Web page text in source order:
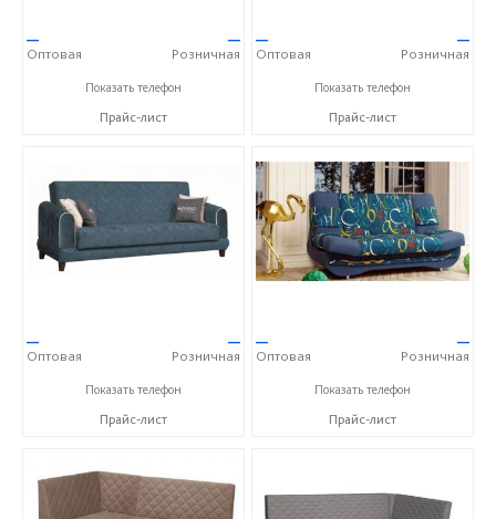
—
Оптовая
—
Розничная
+7 (800) 500-77-44
Показать телефон
Прайс-лист
—
Оптовая
—
Розничная
+7 (800) 500-77-44
Показать телефон
Прайс-лист
—
Оптовая
—
Розничная
+7 (800) 500-77-44
Показать телефон
Прайс-лист
—
Оптовая
—
Розничная
+7 (800) 500-77-44
Показать телефон
Прайс-лист